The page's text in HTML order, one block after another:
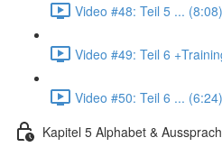
Video #48: Teil 5 ... (8:08)
Video #49: Teil 6
Video #50: Teil 6 ... (6:24)
Kapitel 5 Alphabet &